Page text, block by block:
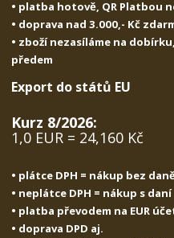
• platba hotově, QR Platbou
• doprava nad 3.000,- Kč
• zboží nezasíláme na
předem
Export do států EU
Kurz 8/2026:
1,0 EUR = 24,160 Kč
• plátce DPH = nákup bez
• neplátce DPH = nákup s daní
• platba převodem na EUR
• doprava DPD aj.